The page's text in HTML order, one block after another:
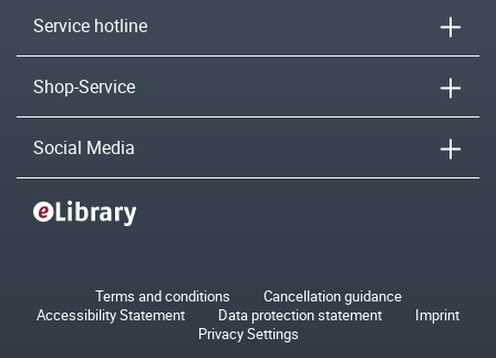
Service hotline
Shop-Service
Social Media
Terms and conditions
Cancellation guidance
Accessibility Statement
Data protection statement
Imprint
Privacy Settings